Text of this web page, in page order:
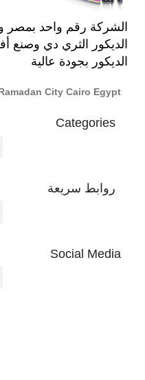
الشركة رقم واحد بمصر
الديكور الثري دي وصنع
الديكور بجودة عالية
City Cairo Egypt
Categories
روابط سريعة
Social Media